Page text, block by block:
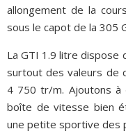
allongement de la
sous le capot de la 305
La GTI 1.9 litre dispose
surtout des valeurs de
4 750 tr/m. Ajoutons à
boîte de vitesse bien
une petite sportive des